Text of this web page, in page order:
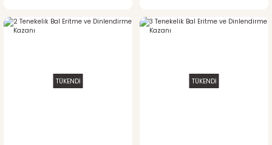
TÜKENDİ TÜKENDİ